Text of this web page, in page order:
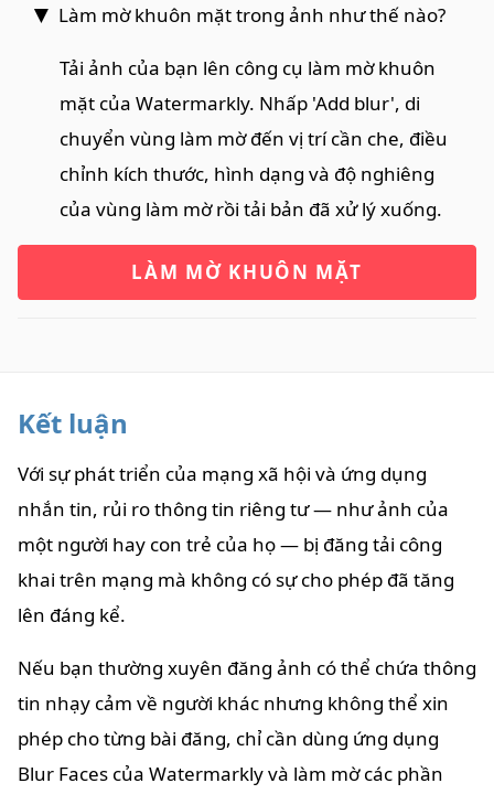
Làm mờ khuôn mặt trong ảnh như thế nào?
Tải ảnh của bạn lên công cụ làm mờ khuôn
mặt của Watermarkly. Nhấp 'Add blur', di
chuyển vùng làm mờ đến vị trí cần che, điều
chỉnh kích thước, hình dạng và độ nghiêng
của vùng làm mờ rồi tải bản đã xử lý xuống.
LÀM MỜ KHUÔN MẶT
Kết luận
Với sự phát triển của mạng xã hội và ứng dụng
nhắn tin, rủi ro thông tin riêng tư — như ảnh của
một người hay con trẻ của họ — bị đăng tải công
khai trên mạng mà không có sự cho phép đã tăng
lên đáng kể.
Nếu bạn thường xuyên đăng ảnh có thể chứa thông
tin nhạy cảm về người khác nhưng không thể xin
phép cho từng bài đăng, chỉ cần dùng ứng dụng
Blur Faces của Watermarkly và làm mờ các phần